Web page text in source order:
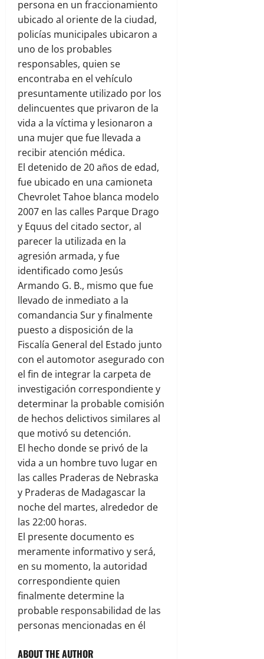
persona en un fraccionamiento
ubicado al oriente de la ciudad,
policías municipales ubicaron a
uno de los probables
responsables, quien se
encontraba en el vehículo
presuntamente utilizado por los
delincuentes que privaron de la
vida a la víctima y lesionaron a
una mujer que fue llevada a
recibir atención médica.
El detenido de 20 años de edad,
fue ubicado en una camioneta
Chevrolet Tahoe blanca modelo
2007 en las calles Parque Drago
y Equus del citado sector, al
parecer la utilizada en la
agresión armada, y fue
identificado como Jesús
Armando G. B., mismo que fue
llevado de inmediato a la
comandancia Sur y finalmente
puesto a disposición de la
Fiscalía General del Estado junto
con el automotor asegurado con
el fin de integrar la carpeta de
investigación correspondiente y
determinar la probable comisión
de hechos delictivos similares al
que motivó su detención.
El hecho donde se privó de la
vida a un hombre tuvo lugar en
las calles Praderas de Nebraska
y Praderas de Madagascar la
noche del martes, alrededor de
las 22:00 horas.
El presente documento es
meramente informativo y será,
en su momento, la autoridad
correspondiente quien
finalmente determine la
probable responsabilidad de las
personas mencionadas en él
ABOUT THE AUTHOR